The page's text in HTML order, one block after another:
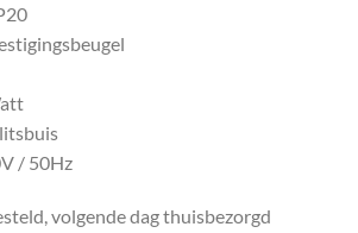
/ 50Hz
volgende dag thuisbezorgd